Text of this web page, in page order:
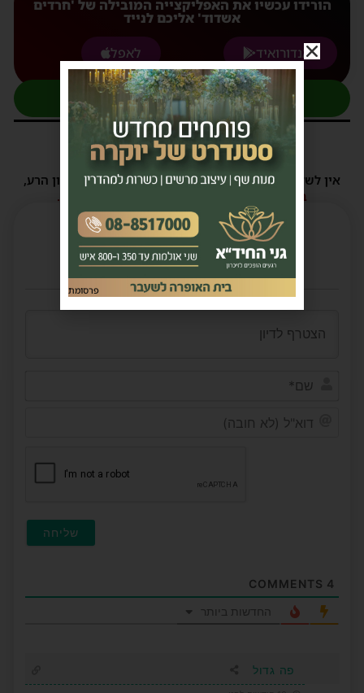
הורידו עכשיו את האפליקצייה המובילה של 'חרדים
אשדוד' אליכם לנייד
לאנדורואיד
לאפל
להצטרפות לקבוצת העדכונים בוואטסאפ
4 תגובות
אין לשלוח תגובות שאינם הולמות או מכילות דברי לשון הרע,
הסתה ורכילות.
במידה ולא ניתן להגיב - הכתבה סגורה לתגובות.
4
החדשות ביותר
פה גדול
פרסומת